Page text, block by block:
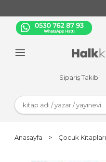
Sipariş Takibi
Anasayfa > Çocuk Kitapları